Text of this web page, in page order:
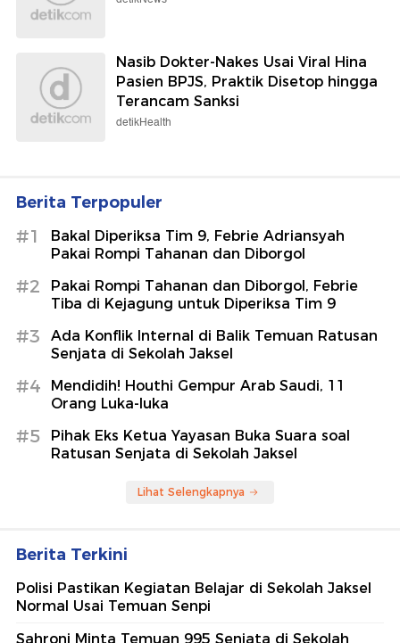
Nasib Dokter-Nakes Usai Viral Hina
Pasien BPJS, Praktik Disetop hingga
Terancam Sanksi
detikHealth
Berita Terpopuler
#1
Bakal Diperiksa Tim 9, Febrie Adriansyah
Pakai Rompi Tahanan dan Diborgol
#2
Pakai Rompi Tahanan dan Diborgol, Febrie
Tiba di Kejagung untuk Diperiksa Tim 9
#3
Ada Konflik Internal di Balik Temuan Ratusan
Senjata di Sekolah Jaksel
#4
Mendidih! Houthi Gempur Arab Saudi, 11
Orang Luka-luka
#5
Pihak Eks Ketua Yayasan Buka Suara soal
Ratusan Senjata di Sekolah Jaksel
Lihat Selengkapnya
Berita Terkini
Polisi Pastikan Kegiatan Belajar di Sekolah Jaksel
Normal Usai Temuan Senpi
Sahroni Minta Temuan 995 Senjata di Sekolah